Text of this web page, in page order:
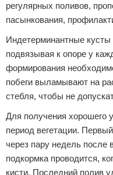
регулярных поливов,
пасынкования,
Индетерминантные
подвязывая к опоре у
формирования
побеги выламывают на
стебля, чтобы не
Для получения хорошего
период вегетации.
через пару недель после
подкормка проводится,
кисти. Последний полив